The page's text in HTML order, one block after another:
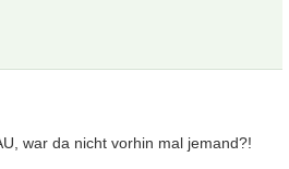
war da nicht vorhin mal jemand?!